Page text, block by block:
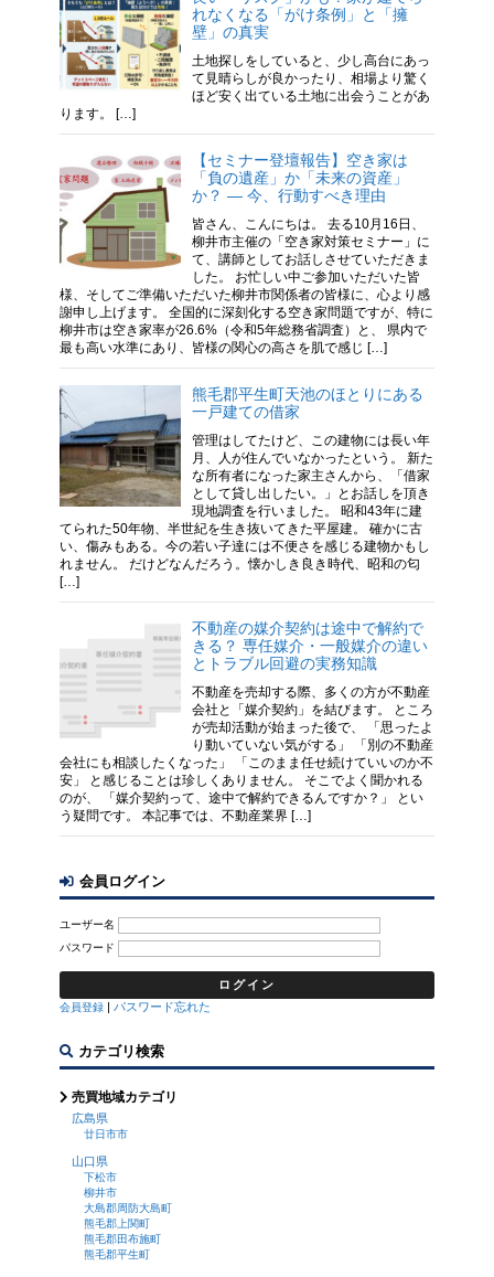
れなくなる「がけ条例」と「擁
壁」の真実
土地探しをしていると、少し高台にあっ
て見晴らしが良かったり、相場より驚く
ほど安く出ている土地に出会うことがあ
ります。 […]
【セミナー登壇報告】空き家は
「負の遺産」か「未来の資産」
か？ ― 今、行動すべき理由
皆さん、こんにちは。 去る10月16日、
柳井市主催の「空き家対策セミナー」に
て、講師としてお話しさせていただきま
した。 お忙しい中ご参加いただいた皆
様、そしてご準備いただいた柳井市関係者の皆様に、心より感
謝申し上げます。 全国的に深刻化する空き家問題ですが、特に
柳井市は空き家率が26.6%（令和5年総務省調査）と、 県内で
最も高い水準にあり、皆様の関心の高さを肌で感じ […]
熊毛郡平生町天池のほとりにある
一戸建ての借家
管理はしてたけど、この建物には長い年
月、人が住んでいなかったという。 新た
な所有者になった家主さんから、「借家
として貸し出したい。」とお話しを頂き
現地調査を行いました。 昭和43年に建
てられた50年物、半世紀を生き抜いてきた平屋建。 確かに古
い、傷みもある。今の若い子達には不便さを感じる建物かもし
れません。 だけどなんだろう。懐かしき良き時代、昭和の匂
[…]
不動産の媒介契約は途中で解約で
きる？ 専任媒介・一般媒介の違い
とトラブル回避の実務知識
不動産を売却する際、多くの方が不動産
会社と「媒介契約」を結びます。 ところ
が売却活動が始まった後で、 「思ったよ
り動いていない気がする」 「別の不動産
会社にも相談したくなった」 「このまま任せ続けていいのか不
安」 と感じることは珍しくありません。 そこでよく聞かれる
のが、 「媒介契約って、途中で解約できるんですか？」 とい
う疑問です。 本記事では、不動産業界 […]
会員ログイン
ユーザー名
パスワード
会員登録 | パスワード忘れた
カテゴリ検索
売買地域カテゴリ
広島県
廿日市市
山口県
下松市
柳井市
大島郡周防大島町
熊毛郡上関町
熊毛郡田布施町
熊毛郡平生町